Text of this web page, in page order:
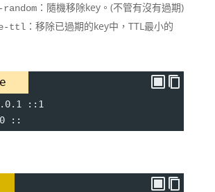
：隨機移除key。(不管有沒有過期)
ttl：移除已過期的key中，TTL最小的
::1
::